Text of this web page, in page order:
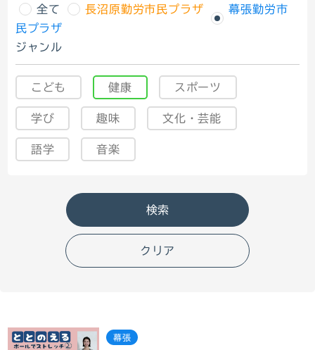
全て 長沼原勤労市民プラザ
幕張勤労市
民プラザ
ジャンル
こども 健康 スポーツ
学び 趣味 文化・芸能
語学 音楽
クリア
幕張